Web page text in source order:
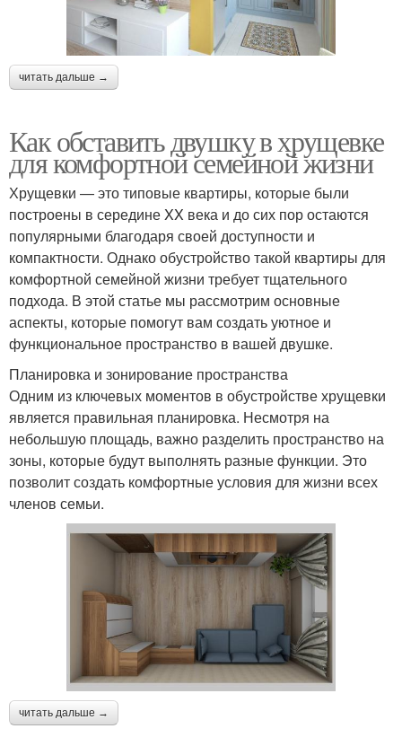
читать дальше →
Как обставить двушку в хрущевке
для комфортной семейной жизни
Хрущевки — это типовые квартиры, которые были
построены в середине XX века и до сих пор остаются
популярными благодаря своей доступности и
компактности. Однако обустройство такой квартиры для
комфортной семейной жизни требует тщательного
подхода. В этой статье мы рассмотрим основные
аспекты, которые помогут вам создать уютное и
функциональное пространство в вашей двушке.
Планировка и зонирование пространства
Одним из ключевых моментов в обустройстве хрущевки
является правильная планировка. Несмотря на
небольшую площадь, важно разделить пространство на
зоны, которые будут выполнять разные функции. Это
позволит создать комфортные условия для жизни всех
членов семьи.
читать дальше →